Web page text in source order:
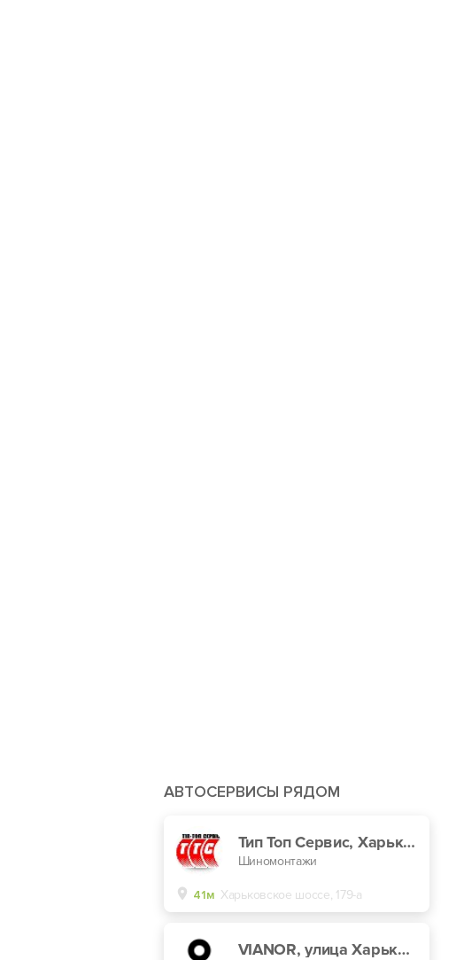
АВТОСЕРВИСЫ РЯДОМ
Тип Топ Сервис, Харьковское шоссе, 179-а
Шиномонтажи
41м Харьковское шоссе, 179-а
VIANOR, улица Харьковское шоссе, 201-203